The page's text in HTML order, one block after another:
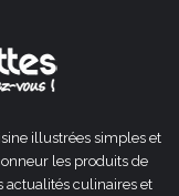
illustrées simples et
les produits de
actualités culinaires et